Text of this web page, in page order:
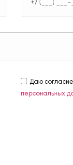
Даю
персональных